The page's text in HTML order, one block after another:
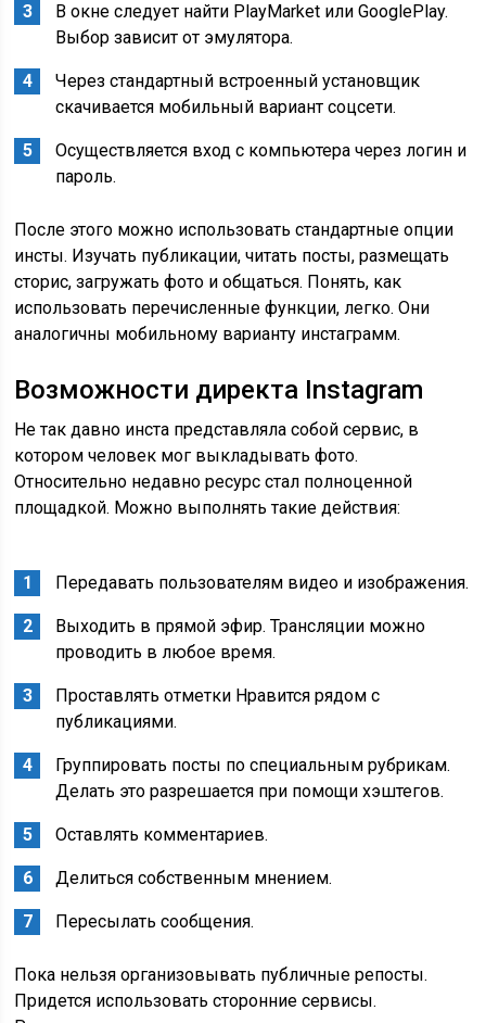
В окне следует найти PlayMarket или GooglePlay.
Выбор зависит от эмулятора.
Через стандартный встроенный установщик
скачивается мобильный вариант соцсети.
Осуществляется вход с компьютера через логин и
пароль.
После этого можно использовать стандартные опции
инсты. Изучать публикации, читать посты, размещать
сторис, загружать фото и общаться. Понять, как
использовать перечисленные функции, легко. Они
аналогичны мобильному варианту инстаграмм.
Возможности директа Instagram
Не так давно инста представляла собой сервис, в
котором человек мог выкладывать фото.
Относительно недавно ресурс стал полноценной
площадкой. Можно выполнять такие действия:
Передавать пользователям видео и изображения.
Выходить в прямой эфир. Трансляции можно
проводить в любое время.
Проставлять отметки Нравится рядом с
публикациями.
Группировать посты по специальным рубрикам.
Делать это разрешается при помощи хэштегов.
Оставлять комментариев.
Делиться собственным мнением.
Пересылать сообщения.
Пока нельзя организовывать публичные репосты.
Придется использовать сторонние сервисы.